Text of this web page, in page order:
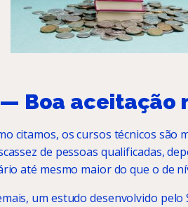
Boa aceitação
citamos, os cursos técnicos
de pessoas qualificadas,
até mesmo maior do que o de
um estudo desenvolvido